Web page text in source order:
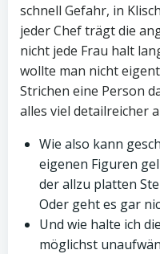
schnell Gefahr, in
jeder Chef trägt die
nicht jede Frau halt
wollte man nicht
Strichen eine Person
alles viel detailreicher
Wie also kann
eigenen Figuren
der allzu platten
Oder geht es gar
Und wie halte ich
möglichst